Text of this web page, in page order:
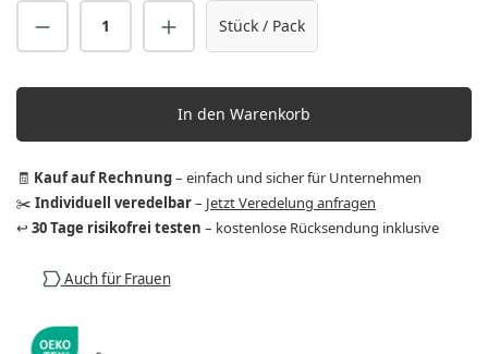
Produkt Anzahl: Gib den gewünschten
Stück / Pack
In den Warenkorb
🧾 Kauf auf Rechnung– einfach und sicher für Unternehmen
✂️ Individuell veredelbar– Jetzt Veredelung anfragen
↩️ 30 Tage risikofrei testen – kostenlose Rücksendung inklusive
Auch für Frauen